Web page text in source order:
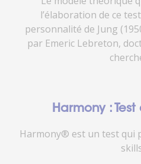
l’élaboration de ce
personnalité de Jung
par Emeric Lebreton,
Harmony :
Harmony® est un test qui